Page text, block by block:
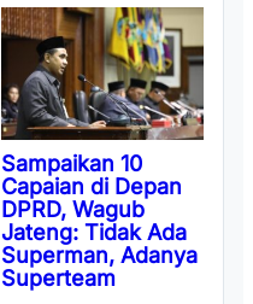
Sampaikan 10
Capaian di Depan
DPRD, Wagub
Jateng: Tidak Ada
Superman, Adanya
Superteam